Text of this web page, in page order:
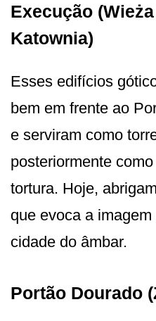
Execução
Katownia)
Esses edifícios
bem em frente ao
e serviram como
posteriormente
tortura. Hoje,
que evoca a
cidade do âmbar.
Portão Dourado